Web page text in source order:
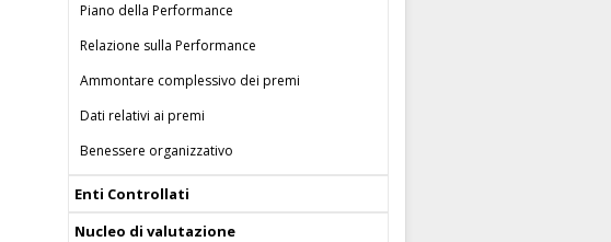
Piano della Performance
Relazione sulla Performance
Ammontare complessivo dei premi
Dati relativi ai premi
Benessere organizzativo
Enti Controllati
Nucleo di valutazione